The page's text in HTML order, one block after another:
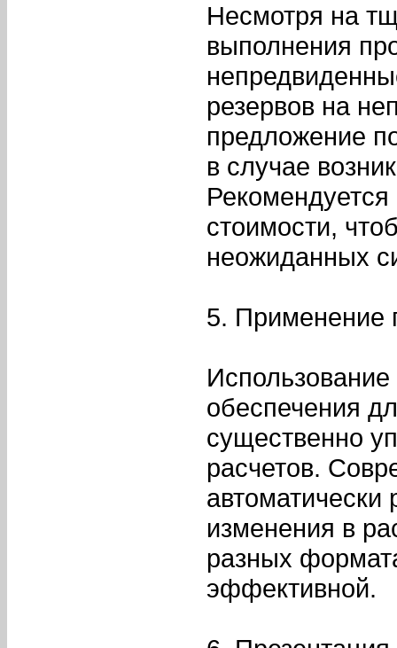
Несмотря на
выполнения
резервов на
предложение
в случае
стоимости,
неожиданных
5. Применение
обеспечения
существенно
расчетов.
автоматически
изменения в
разных
эффективной.